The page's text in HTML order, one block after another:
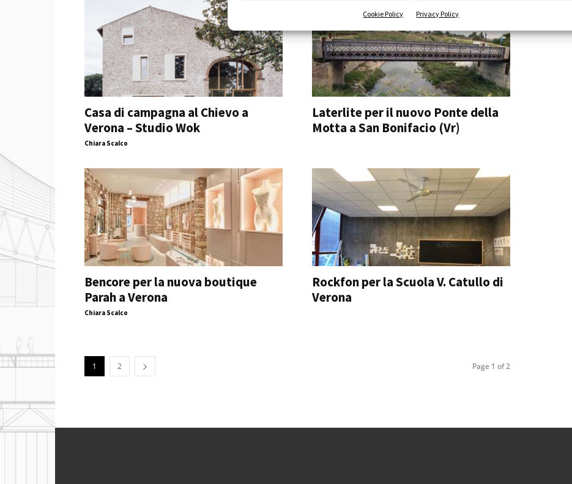
Cookie Policy Privacy Policy
Casa di campagna al Chievo a
Verona – Studio Wok
Chiara Scalco
Laterlite per il nuovo Ponte della
Motta a San Bonifacio (Vr)
Bencore per la nuova boutique
Parah a Verona
Chiara Scalco
Rockfon per la Scuola V. Catullo di
Verona
1 2 Page 1 of 2